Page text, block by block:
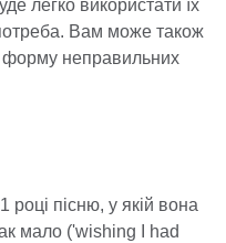
легко використати їх
Вам може також
форму неправильних
році пісню, у якій вона
мало ('wishing I had